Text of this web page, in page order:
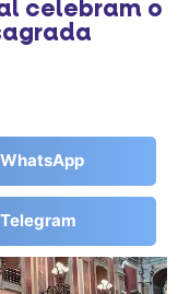
celebram o
WhatsApp
Telegram